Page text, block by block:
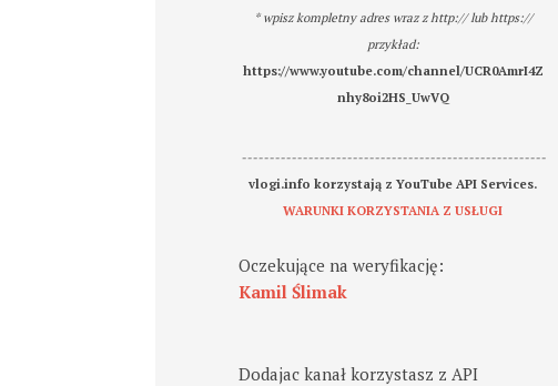
* wpisz kompletny adres wraz z http:// lub https://
przykład:
https://www.youtube.com/channel/UCR0AmrI4Z
nhy8oi2HS_UwVQ
-------------------------------------------------------
vlogi.info korzystają z YouTube API Services.
WARUNKI KORZYSTANIA Z USŁUGI
Oczekujące na weryfikację:
Kamil Ślimak
Dodajac kanał korzystasz z API